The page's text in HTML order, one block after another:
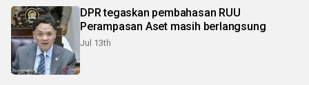
DPR tegaskan pembahasan RUU
Perampasan Aset masih berlangsung
Jul 13th